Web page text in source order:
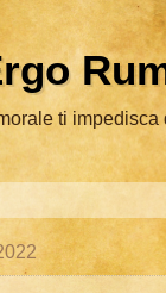
ti impedisca